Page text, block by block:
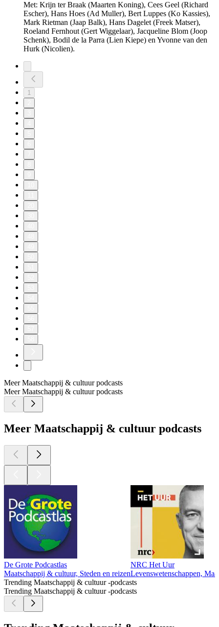
Met: Krijn ter Braak (Maarten Koning), Cees Geel (Richard
Escher), Hans Hoes (Ad Muller), Bert Luppes (Ko Kassies),
Mark Rietman (Jaap Balk), Hans Dagelet (Freek Matser),
Roeland Fernhout (Gert Wiggelaar), Jacqueline Blom (Joop
Schenk), Bodil de la Parra (Lien Kiepe) en Yvonne van den
Hurk (Nicolien).
1
Meer Maatschappij & cultuur podcasts
Meer Maatschappij & cultuur podcasts
Meer Maatschappij & cultuur podcasts
De Grote Podcastlas
Maatschappij & cultuur, Steden en reizen
NRC Het Uur
Levenswetenschappen,
Trending Maatschappij & cultuur -podcasts
Trending Maatschappij & cultuur -podcasts